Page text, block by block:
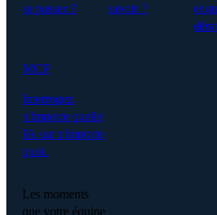
se passer ?
savoir ?
et
MCP
Interrogez
n'importe quelle
IA sur n'importe
quoi.
Les moments
que votre équipe